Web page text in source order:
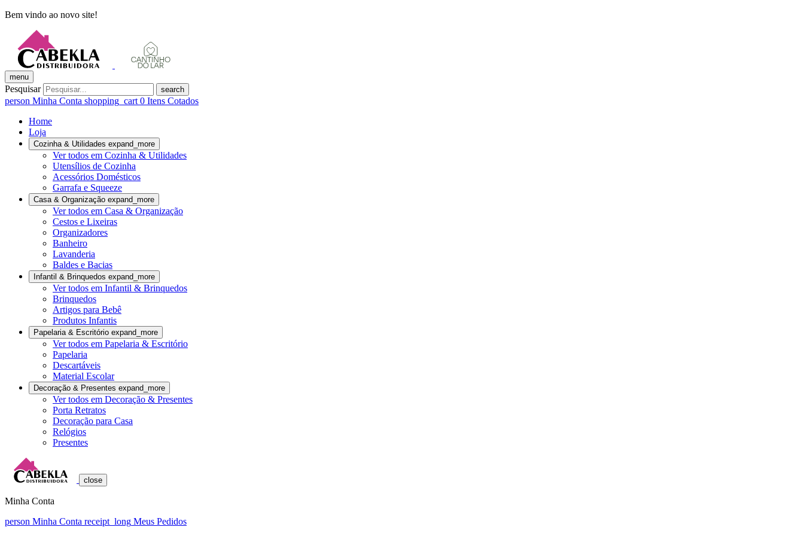
Bem vindo ao novo site!
menu
Pesquisar search
person Minha Conta shopping_cart 0 Itens Cotados
Home
Loja
Cozinha & Utilidades expand_more
Ver todos em Cozinha & Utilidades
Utensílios de Cozinha
Acessórios Domésticos
Garrafa e Squeeze
Casa & Organização expand_more
Ver todos em Casa & Organização
Cestos e Lixeiras
Organizadores
Banheiro
Lavanderia
Baldes e Bacias
Infantil & Brinquedos expand_more
Ver todos em Infantil & Brinquedos
Brinquedos
Artigos para Bebê
Produtos Infantis
Papelaria & Escritório expand_more
Ver todos em Papelaria & Escritório
Papelaria
Descartáveis
Material Escolar
Decoração & Presentes expand_more
Ver todos em Decoração & Presentes
Porta Retratos
Decoração para Casa
Relógios
Presentes
close
Minha Conta
person Minha Conta receipt_long Meus Pedidos